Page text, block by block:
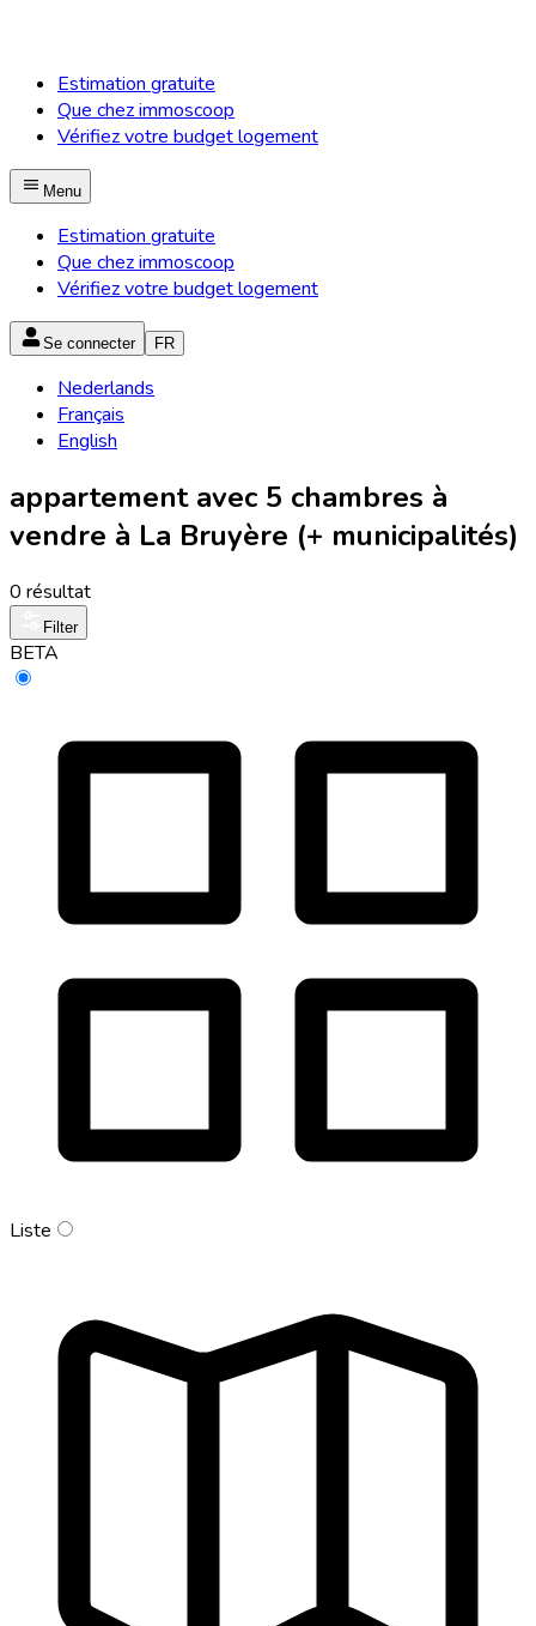
Estimation gratuite
Que chez immoscoop
Vérifiez votre budget logement
Menu
Estimation gratuite
Que chez immoscoop
Vérifiez votre budget logement
Se connecter FR
Nederlands
Français
English
appartement avec 5 chambres à
vendre à La Bruyère (+ municipalités)
0 résultat
Filter
BETA
Liste